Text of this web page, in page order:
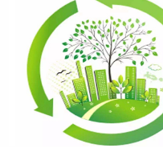
服务范围
废水检测
废水污水检测主要是对企业工
中排出的废水、污